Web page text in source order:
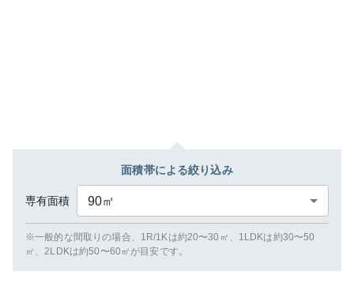
面積帯による絞り込み
専有面積 90㎡
※一般的な間取りの場合、1R/1Kは約20〜30㎡、1LDKは約30〜50
㎡、2LDKは約50〜60㎡が目安です。